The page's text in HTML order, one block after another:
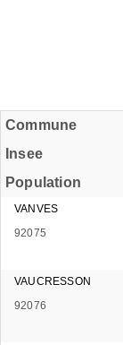
Commune
Insee
Population
VANVES
92075
VAUCRESSON
92076